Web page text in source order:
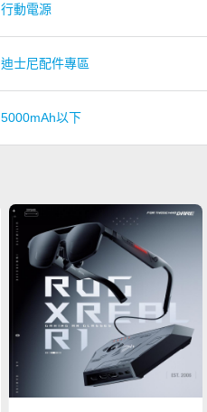
行動電源
迪士尼配件專區
5000mAh以下